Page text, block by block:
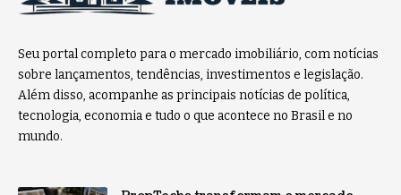
Seu portal completo para o mercado imobiliário, com notícias
sobre lançamentos, tendências, investimentos e legislação.
Além disso, acompanhe as principais notícias de política,
tecnologia, economia e tudo o que acontece no Brasil e no
mundo.